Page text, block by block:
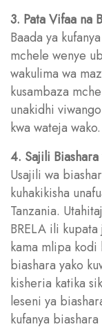
3. Pata Vifaa na
Baada ya
mchele wenye
wakulima wa
kusambaza
unakidhi
kwa wateja wako.
4. Sajili Biashara
Usajili wa
kuhakikisha
Tanzania.
BRELA ili
kama mlipa kodi
biashara yako
kisheria katika
leseni ya
kufanya